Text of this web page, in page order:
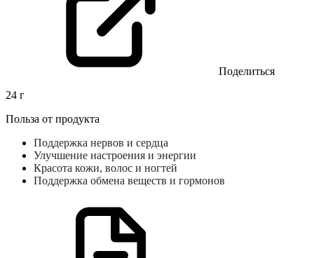
Поделиться
24 г
Польза от продукта
Поддержка нервов и сердца
Улучшение настроения и энергии
Красота кожи, волос и ногтей
Поддержка обмена веществ и гормонов